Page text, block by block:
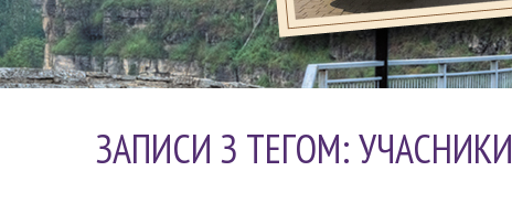
ЗАПИСИ З ТЕГОМ: УЧАСНИКИ